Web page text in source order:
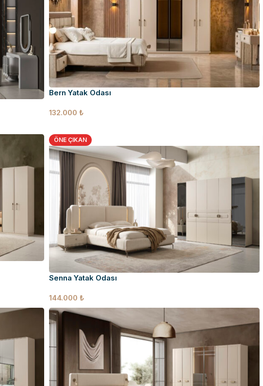
Bern Yatak Odası
132.000 ₺
ÖNE ÇIKAN
Senna Yatak Odası
144.000 ₺